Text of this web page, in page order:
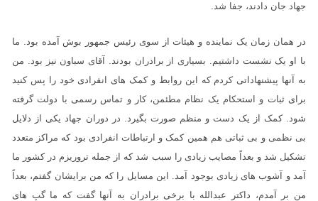
جهاد جان دادند، جفا شد.
در همان زمان یک نماینده و هیئات از سوی رئیس جمهور بوش آمده بود. ما
با او یک نشست داشتیم. بسیاری از برادران بودند. آقای سباون نیز بود. من
به آنها پیشنهاداتی کردم که این روابط و کمک های انفرادی خود را پس کنید
برای ثبات و استحکام یک نظام مطئمن، کار و تماس رسمی با دولت گرفته
شود. کمک از یک دست و منظم صورت بگیرد. در دوران جهاد یکی از دلایل
بی نظمی و بی ثباتی هم همین کمک و ارتباطات انفرادی بود که مراکز متعدد
تشکیل شد و بعداً مصایب زیادی را سبب شد که از جمله تروریزم در کشور ما
آمد و آشوب های زیادی بوجود آمد. این مسایل را که من برایشان گفتم، بعداً
من بر آمدم، داکتر عبدالله با برخی برادران به آنها گفت که ما گپ های